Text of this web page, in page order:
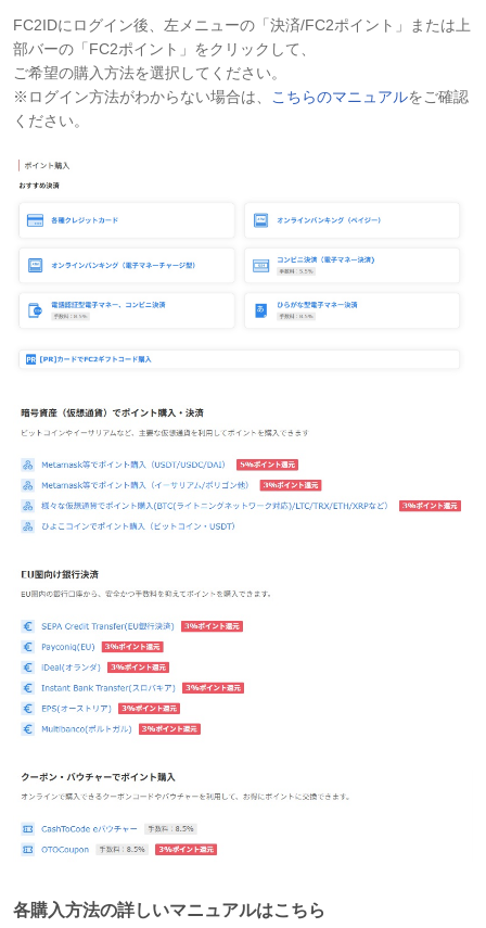
FC2IDにログイン後、左メニューの「決済/FC2ポイント」または上
部バーの「FC2ポイント」 をクリックして、
ご希望の購入方法を選択してください。
※ログイン方法がわからない場合は、
こちらのマニュアルをご確認
ください。
各購入方法の詳しいマニュアルはこちら